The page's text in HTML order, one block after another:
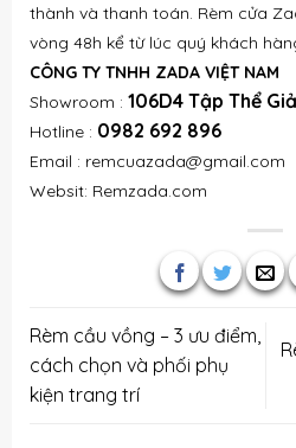
thành và thanh toán. Rèm cửa
vòng 48h kể từ lúc quý khách
CÔNG TY TNHH ZADA VIỆT NAM
Showroom : 106D4 Tập Thể
Hotline : 0982 692 896
Email : remcuazada@gmail.com
Websit: Remzada.com
Rèm cầu vồng – 3 ưu điểm,
cách chọn và phối phụ
kiện trang trí